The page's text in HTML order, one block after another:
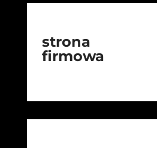
strona
firmowa